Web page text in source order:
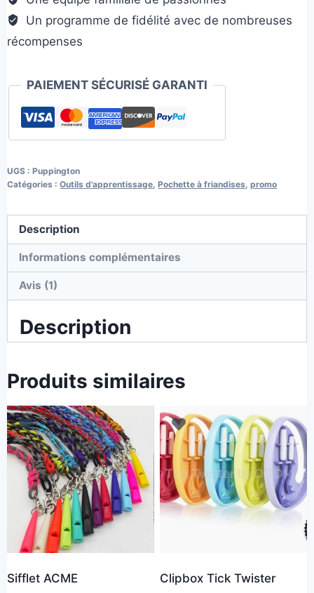
Un programme de fidélité avec de nombreuses
récompenses
PAIEMENT SÉCURISÉ GARANTI
UGS :Puppington
Catégories :Outils d'apprentissage,Pochette à friandises,promo
Description
Informations complémentaires
Avis (1)
Description
Produits similaires
Sifflet ACME Clipbox Tick Twister